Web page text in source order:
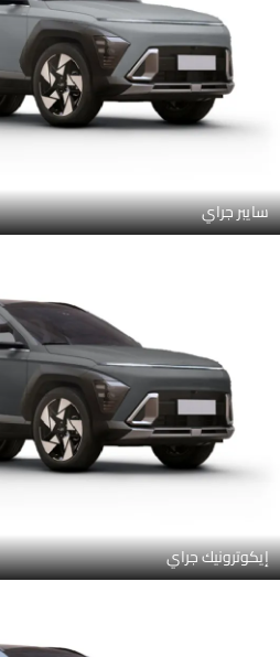
سايبر جراي
إيكوترونيك جراي